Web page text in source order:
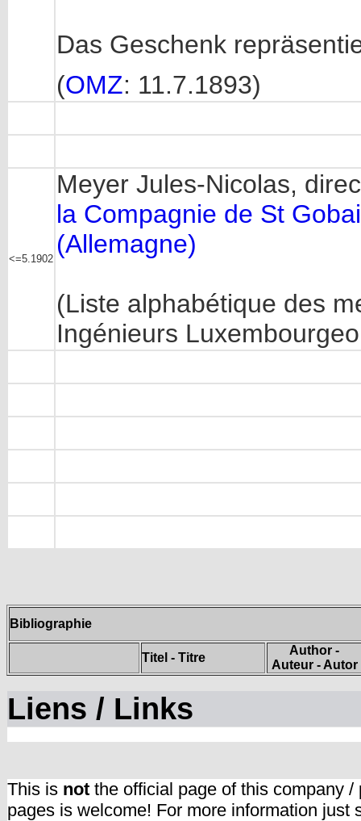
Das Geschenk
(OMZ: 11.7.1893)
<=5.1902
Meyer Jules-Nicolas,
la Compagnie de St
(Allemagne)
(Liste alphabétique des
Ingénieurs
Bibliographie
Titel - Titre
Author -
Auteur - Autor
Liens / Links
This is not the official page of this company
pages is welcome! For more information just